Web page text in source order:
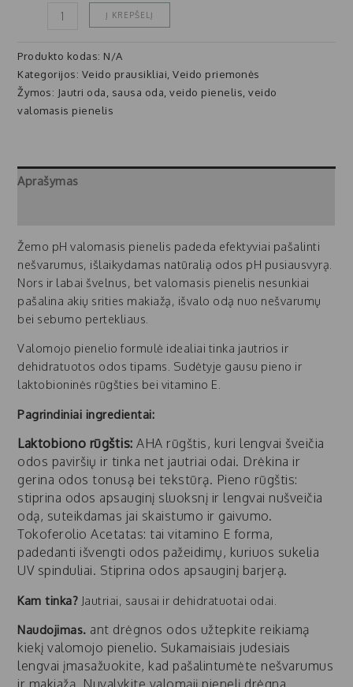
Į KREPŠELĮ
Produkto kodas: N/A
Kategorijos: Veido prausikliai,Veido priemonės
Žymos: Jautri oda, sausa oda,veido pienelis,veido
valomasis pienelis
Aprašymas
Žemo pH valomasis pienelis padeda efektyviai pašalinti
nešvarumus, išlaikydamas natūralią odos pH pusiausvyrą.
Nors ir labai švelnus, bet valomasis pienelis nesunkiai
pašalina akių srities makiažą, išvalo odą nuo nešvarumų
bei sebumo pertekliaus.
Valomojo pienelio formulė idealiai tinka jautrios ir
dehidratuotos odos tipams. Sudėtyje gausu pieno ir
laktobioninės rūgšties bei vitamino E.
Pagrindiniai ingredientai:
Laktobiono rūgštis: AHA rūgštis, kuri lengvai šveičia
odos paviršių ir tinka net jautriai odai. Drėkina ir
gerina odos tonusą bei tekstūrą. Pieno rūgštis:
stiprina odos apsauginį sluoksnį ir lengvai nušveičia
odą, suteikdamas jai skaistumo ir gaivumo.
Tokoferolio Acetatas: tai vitamino E forma,
padedanti išvengti odos pažeidimų, kuriuos sukelia
UV spinduliai. Stiprina odos apsauginį barjerą.
Kam tinka? Jautriai, sausai ir dehidratuotai odai.
Naudojimas. ant drėgnos odos užtepkite reikiamą
kiekį valomojo pienelio. Sukamaisiais judesiais
lengvai įmasažuokite, kad pašalintumėte nešvarumus